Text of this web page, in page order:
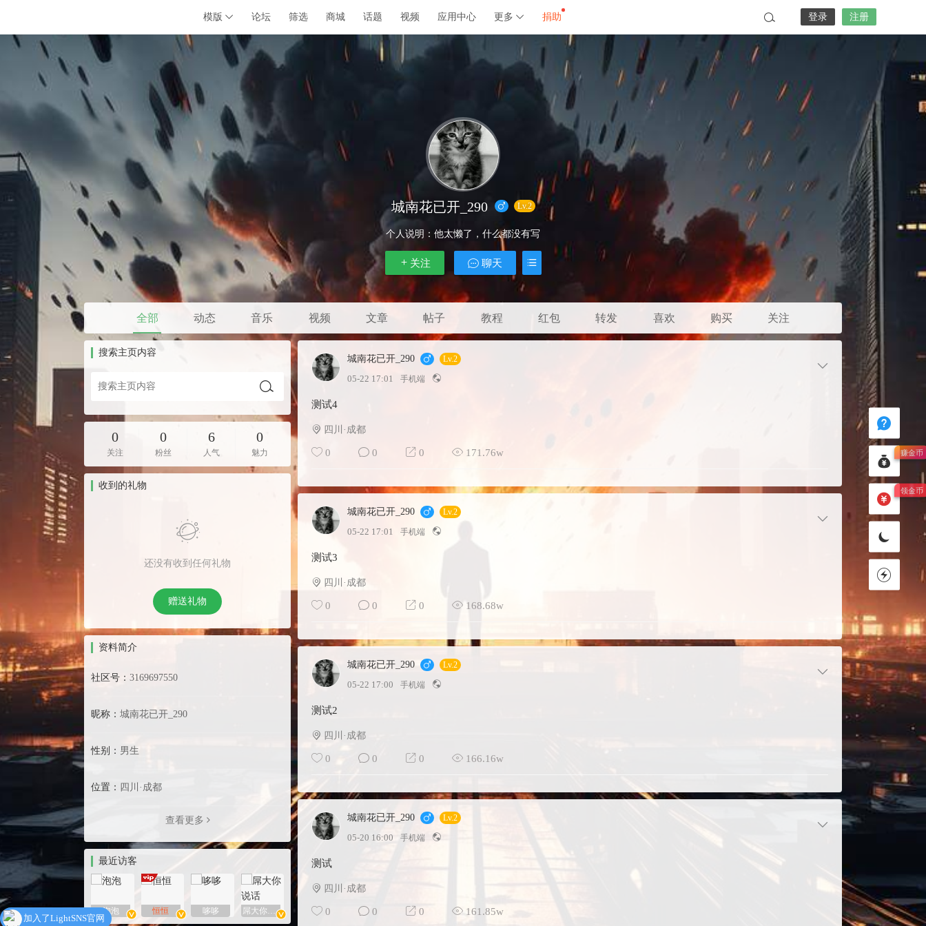
模版 论坛 筛选 商城 话题 视频 应用中心 更多 捐助 登录 注册
城南花已开_290 Lv.2
个人说明： 他太懒了，什么都没有写
关注 聊天
全部 动态 音乐 视频 文章 帖子 教程 红包 转发 喜欢 购买 关注
搜索主页内容
0
关注
0
粉丝
6
人气
0
魅力
收到的礼物
还没有收到任何礼物
赠送礼物
资料简介
社区号： 3169697550
昵称： 城南花已开_290
性别： 男生
位置： 四川·成都
查看更多
最近访客
泡泡 恒恒 哆哆
城南花已开_290 Lv.2
05-22 17:01 手机端
测试4
四川·成都
0 0 0 171.76w
城南花已开_290 Lv.2
05-22 17:01 手机端
测试3
四川·成都
0 0 0 168.68w
城南花已开_290 Lv.2
05-22 17:00 手机端
测试2
四川·成都
0 0 0 166.16w
城南花已开_290 Lv.2
05-20 16:00 手机端
测试
四川·成都
0 0 0 161.85w
加入了LightSNS官网